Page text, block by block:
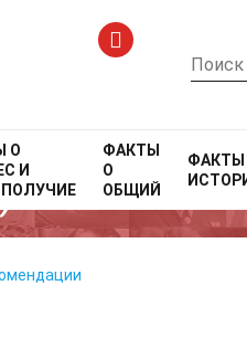
О
И
ФАКТЫ
О
ОБЩИЙ
ФАКТЫ